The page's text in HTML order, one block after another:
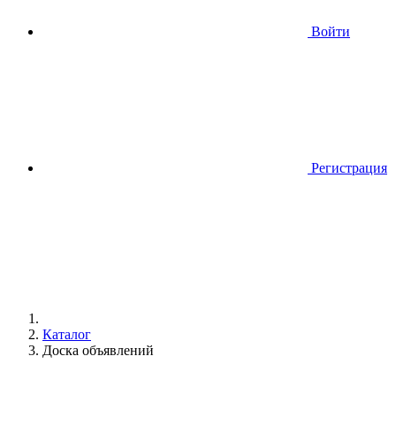
Войти
Регистрация
Каталог
Доска объявлений